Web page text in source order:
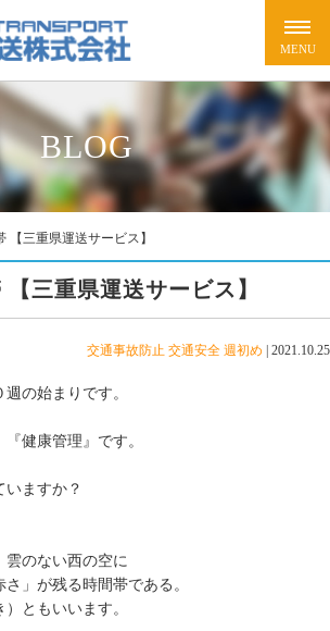
BLOG
【三重県運送サービス】
三重県運送サービス】
交通事故防止 交通安全 週初め 2021.10.25
の始まりです。
健康管理』です。
いますか？
雲のない西の空に
」が残る時間帯である。
ともいいます。